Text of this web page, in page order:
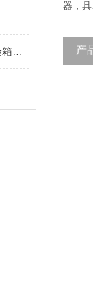
JOOWAY巨为自主研发盐雾腐蚀试验箱新产物怎样博得市场
器，
产